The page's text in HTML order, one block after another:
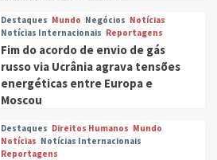
Destaques Mundo Negócios Notícias
Notícias Internacionais Reportagens
Fim do acordo de envio de gás
russo via Ucrânia agrava tensões
energéticas entre Europa e
Moscou
Destaques Direitos Humanos Mundo
Notícias Notícias Internacionais
Reportagens